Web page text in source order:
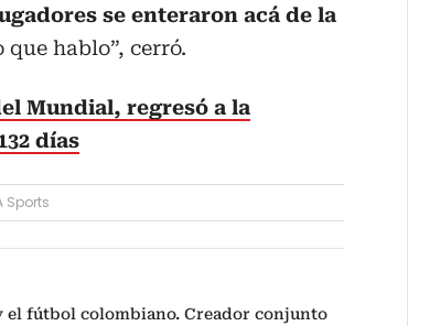
se enteraron acá de la
hablo”, cerró.
Mundial, regresó a la
días
Sports
fútbol colombiano. Creador conjunto